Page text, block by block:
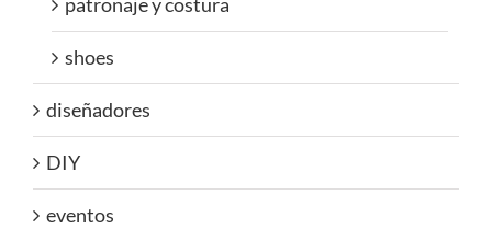
shoes
diseñadores
DIY
eventos